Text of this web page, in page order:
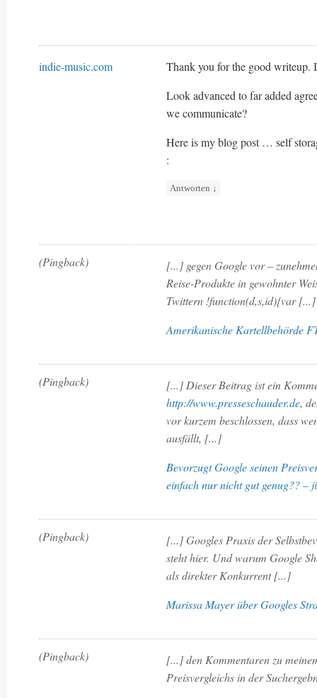
indie-music.com
Thank you for the good writeup.
Look advanced to far added
we communicate?
Here is my blog post … self
:
Antworten ↓
(Pingback)
[...] gegen Google vor –
Reise-Produkte in gewohnter
Twittern !function(d,s,id){var [...]
Amerikanische Kartellbehörde
(Pingback)
[...] Dieser Beitrag ist ein
http://www.presseschauder.de,
vor kurzem beschlossen, dass
ausfällt, [...]
Bevorzugt Google seinen
einfach nur nicht gut genug?? –
(Pingback)
[...] Googles Praxis der
steht hier. Und warum Google
als direkter Konkurrent [...]
Marissa Mayer über Googles
(Pingback)
[...] den Kommentaren zu
Preisvergleichs in der